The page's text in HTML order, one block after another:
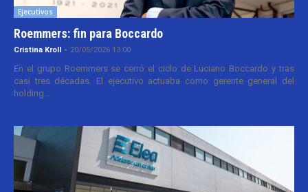
Ejecutivos
Roemmers: fin para Boccardo
Cristina Kroll - 20/05/2026 13:00
En el grupo Roemmers se cerró el ciclo de Luciano Boccardo y tras
casi tres décadas. El ejecutivo actuaba como gerente general del
holding...